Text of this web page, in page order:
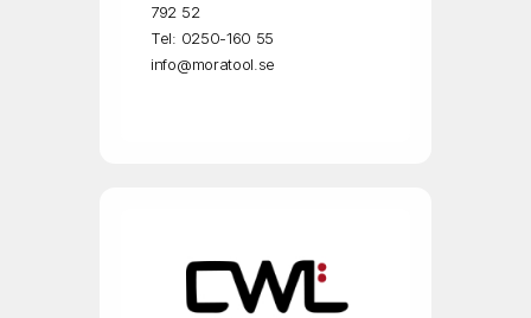
792 52
Tel: 0250-160 55
info@moratool.se